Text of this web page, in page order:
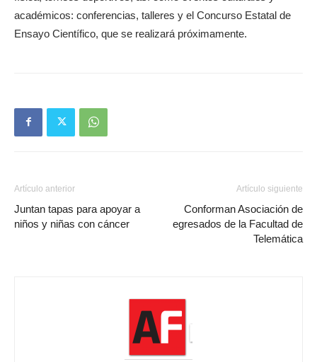
académicos: conferencias, talleres y el Concurso Estatal de
Ensayo Científico, que se realizará próximamente.
Artículo anterior
Juntan tapas para apoyar a
niños y niñas con cáncer
Artículo siguiente
Conforman Asociación de
egresados de la Facultad de
Telemática